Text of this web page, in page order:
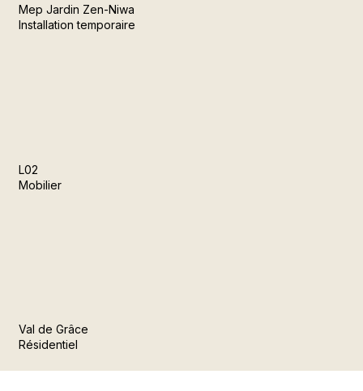
Mep Jardin Zen-Niwa
Installation temporaire
L02
Mobilier
Val de Grâce
Résidentiel